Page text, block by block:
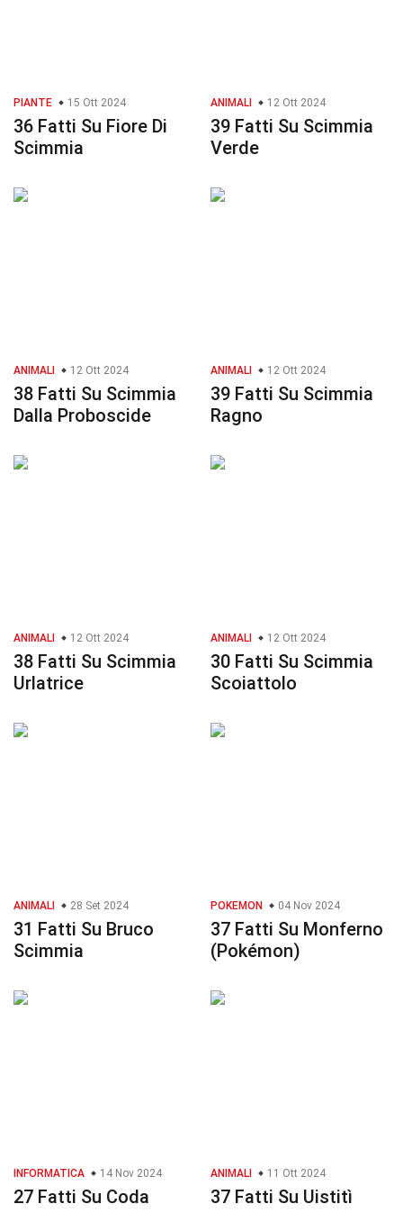
PIANTE 15 Ott 2024
36 Fatti Su Fiore Di
Scimmia
ANIMALI 12 Ott 2024
39 Fatti Su Scimmia
Verde
ANIMALI 12 Ott 2024
38 Fatti Su Scimmia
Dalla Proboscide
ANIMALI 12 Ott 2024
39 Fatti Su Scimmia
Ragno
ANIMALI 12 Ott 2024
38 Fatti Su Scimmia
Urlatrice
ANIMALI 12 Ott 2024
30 Fatti Su Scimmia
Scoiattolo
ANIMALI 28 Set 2024
31 Fatti Su Bruco
Scimmia
POKEMON 04 Nov 2024
37 Fatti Su Monferno
(Pokémon)
INFORMATICA 14 Nov 2024
27 Fatti Su Coda
ANIMALI 11 Ott 2024
37 Fatti Su Uistitì